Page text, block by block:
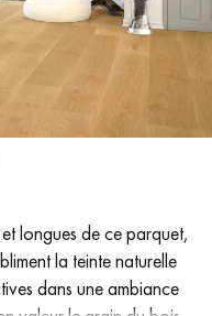
PARQUET FUMÉ
PARQUET EN CHÊNE
au
82
longues de ce parquet,
la teinte naturelle
dans une ambiance